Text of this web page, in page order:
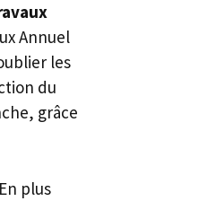
Annuel
les
du
grâce
plus